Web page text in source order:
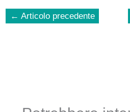
← Articolo precedente